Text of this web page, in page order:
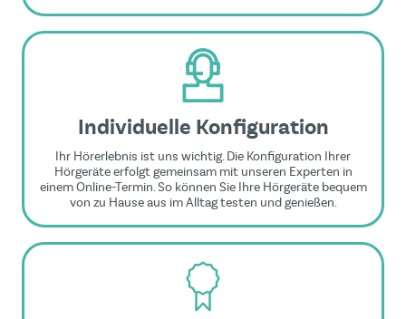
Individuelle Konfiguration
Ihr Hörerlebnis ist uns wichtig. Die Konfiguration Ihrer
Hörgeräte erfolgt gemeinsam mit unseren Experten in
einem Online-Termin. So können Sie Ihre Hörgeräte bequem
von zu Hause aus im Alltag testen und genießen.